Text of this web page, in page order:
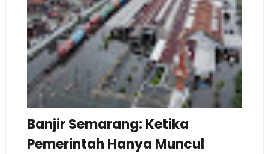
Banjir Semarang: Ketika
Pemerintah Hanya Muncul